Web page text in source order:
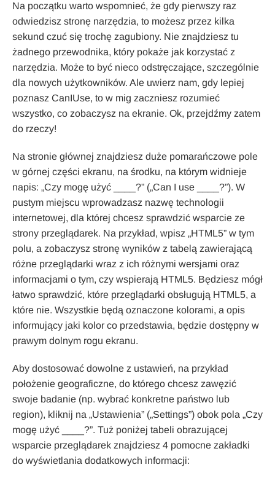
Na początku warto wspomnieć, że gdy pierwszy raz
odwiedzisz stronę narzędzia, to możesz przez kilka
sekund czuć się trochę zagubiony. Nie znajdziesz tu
żadnego przewodnika, który pokaże jak korzystać z
narzędzia. Może to być nieco odstręczające, szczególnie
dla nowych użytkowników. Ale uwierz nam, gdy lepiej
poznasz CanIUse, to w mig zaczniesz rozumieć
wszystko, co zobaczysz na ekranie. Ok, przejdźmy zatem
do rzeczy!
Na stronie głównej znajdziesz duże pomarańczowe pole
w górnej części ekranu, na środku, na którym widnieje
napis: „Czy mogę użyć ____?” („Can I use ____?”). W
pustym miejscu wprowadzasz nazwę technologii
internetowej, dla której chcesz sprawdzić wsparcie ze
strony przeglądarek. Na przykład, wpisz „HTML5” w tym
polu, a zobaczysz stronę wyników z tabelą zawierającą
różne przeglądarki wraz z ich różnymi wersjami oraz
informacjami o tym, czy wspierają HTML5. Będziesz mógł
łatwo sprawdzić, które przeglądarki obsługują HTML5, a
które nie. Wszystkie będą oznaczone kolorami, a opis
informujący jaki kolor co przedstawia, będzie dostępny w
prawym dolnym rogu ekranu.
Aby dostosować dowolne z ustawień, na przykład
położenie geograficzne, do którego chcesz zawęzić
swoje badanie (np. wybrać konkretne państwo lub
region), kliknij na „Ustawienia” („Settings”) obok pola „Czy
mogę użyć ____?”. Tuż poniżej tabeli obrazującej
wsparcie przeglądarek znajdziesz 4 pomocne zakładki
do wyświetlania dodatkowych informacji: